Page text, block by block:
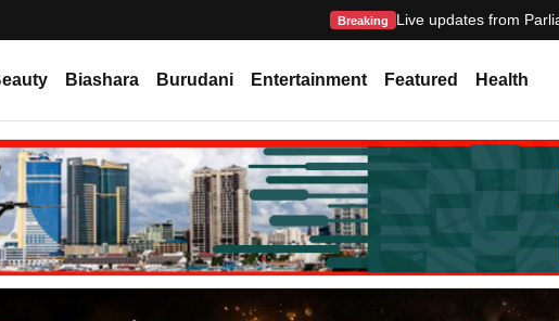
Breaking Live updates from
Biashara Burudani Entertainment Featured Health